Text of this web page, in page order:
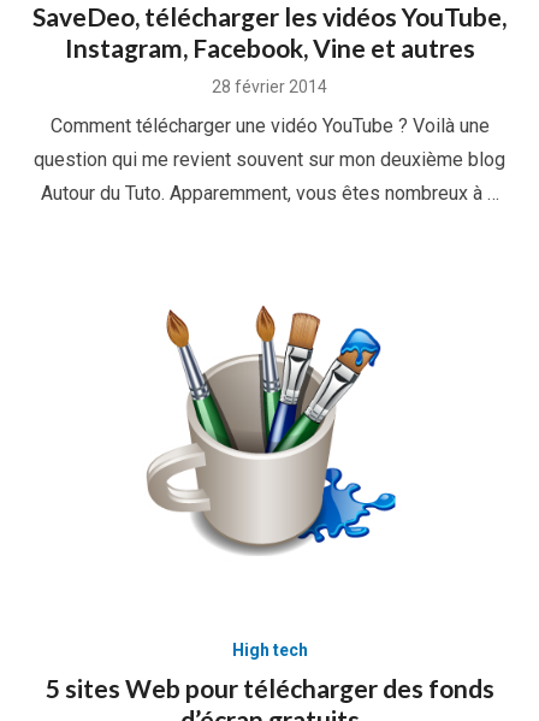
SaveDeo, télécharger les vidéos YouTube,
Instagram, Facebook, Vine et autres
Posted
28 février 2014
Comment télécharger une vidéo YouTube ? Voilà une
question qui me revient souvent sur mon deuxième blog
Autour du Tuto. Apparemment, vous êtes nombreux à …
High tech
5 sites Web pour télécharger des fonds